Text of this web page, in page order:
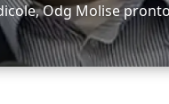
Odg Molise